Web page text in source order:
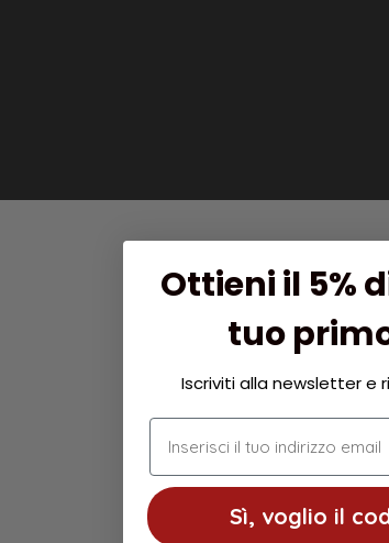
Ottieni il 5%
tuo
Iscriviti alla newsletter e
indirizzo email
Sì, voglio il